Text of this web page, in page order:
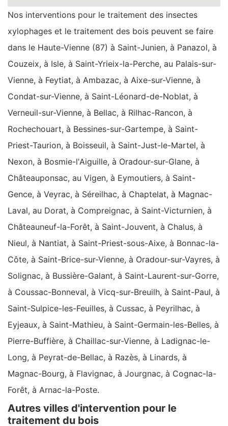
Nos interventions pour le traitement des insectes
xylophages et le traitement des bois peuvent se faire
dans le Haute-Vienne (87) à Saint-Junien, à Panazol, à
Couzeix, à Isle, à Saint-Yrieix-la-Perche, au Palais-sur-
Vienne, à Feytiat, à Ambazac, à Aixe-sur-Vienne, à
Condat-sur-Vienne, à Saint-Léonard-de-Noblat, à
Verneuil-sur-Vienne, à Bellac, à Rilhac-Rancon, à
Rochechouart, à Bessines-sur-Gartempe, à Saint-
Priest-Taurion, à Boisseuil, à Saint-Just-le-Martel, à
Nexon, à Bosmie-l'Aiguille, à Oradour-sur-Glane, à
Châteauponsac, au Vigen, à Eymoutiers, à Saint-
Gence, à Veyrac, à Séreilhac, à Chaptelat, à Magnac-
Laval, au Dorat, à Compreignac, à Saint-Victurnien, à
Châteauneuf-la-Forêt, à Saint-Jouvent, à Chalus, à
Nieul, à Nantiat, à Saint-Priest-sous-Aixe, à Bonnac-la-
Côte, à Saint-Brice-sur-Vienne, à Oradour-sur-Vayres, à
Solignac, à Bussière-Galant, à Saint-Laurent-sur-Gorre,
à Coussac-Bonneval, à Vicq-sur-Breuilh, à Saint-Paul, à
Saint-Sulpice-les-Feuilles, à Cussac, à Peyrilhac, à
Eyjeaux, à Saint-Mathieu, à Saint-Germain-les-Belles, à
Pierre-Buffière, à Chaillac-sur-Vienne, à Ladignac-le-
Long, à Peyrat-de-Bellac, à Razès, à Linards, à
Magnac-Bourg, à Flavignac, à Jourgnac, à Cognac-la-
Forêt, à Arnac-la-Poste.
Autres villes d'intervention pour le
traitement du bois